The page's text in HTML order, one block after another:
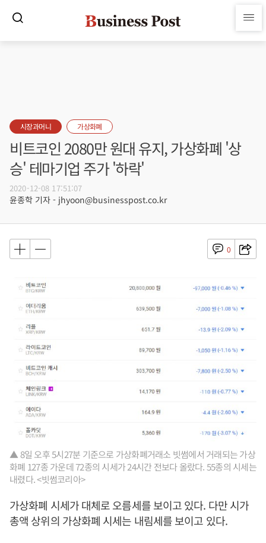
시장과머니 가상화폐
비트코인 2080만 원대 유지, 가상화폐 '상
승' 테마기업 주가 '하락'
2020-12-08 17:51:07
윤종학 기자 - jhyoon@businesspost.co.kr
0
▲ 8일 오후 5시27분 기준으로 가상화폐거래소 빗썸에서 거래되는 가상
화폐 127종 가운데 72종의 시세가 24시간 전보다 올랐다. 55종의 시세는
내렸다. <빗썸코리아>
가상화폐 시세가 대체로 오름세를 보이고 있다. 다만 시가
총액 상위의 가상화폐 시세는 내림세를 보이고 있다.